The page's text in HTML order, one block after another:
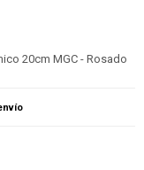
20cm MGC - Rosado